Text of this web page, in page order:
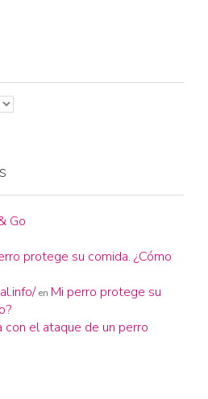
Go
protege su comida. ¿Cómo
en Mi perro protege su
con el ataque de un perro